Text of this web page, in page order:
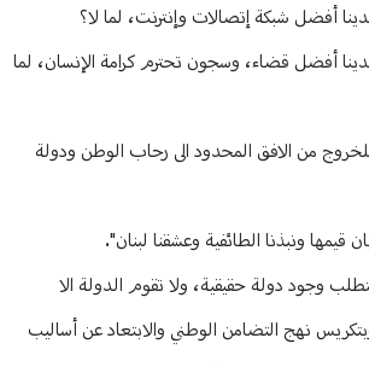
أفضل شبكة إتصالات وإنترنت، لما لا؟
أفضل قضاء، وسجون تحترم كرامة الإنسان، لما
للخروج من الافق المحدود الى رحاب الوطن ودولة
قيمها ونبذنا الطائفية وعشقنا لبنان".
وجود دولة حقيقية، ولا تقوم الدولة الا
نهج التضامن الوطني والابتعاد عن أساليب